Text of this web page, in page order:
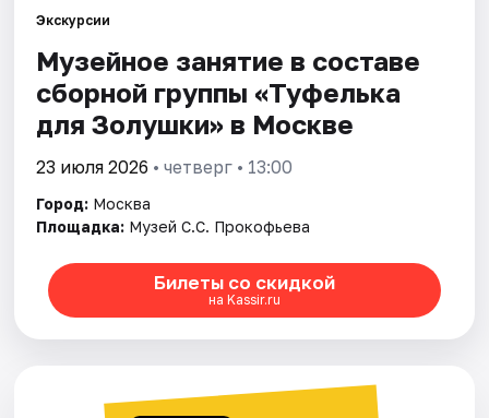
Города
Площадки
Артисты
Рейтинги
Экскурсии
Музейное занятие в составе
сборной группы «Туфелька
для Золушки» в Москве
23 июля 2026 • четверг • 13:00
Город: Москва
Площадка: Музей С.С. Прокофьева
Билеты со скидкой
на Kassir.ru